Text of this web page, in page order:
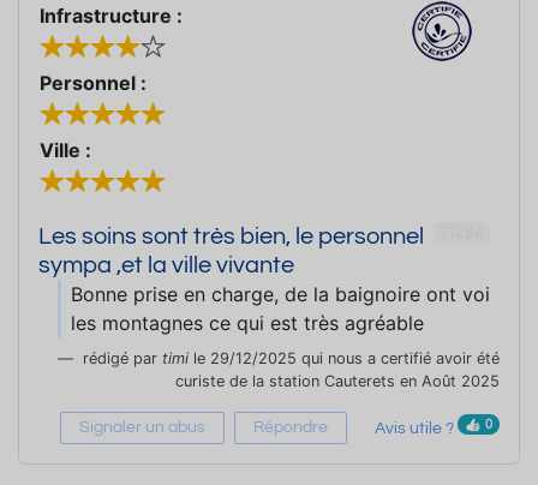
Infrastructure :
Personnel :
Ville :
Les soins sont très bien, le personnel
sympa ,et la ville vivante
Bonne prise en charge, de la baignoire ont voi
les montagnes ce qui est très agréable
rédigé par timi le 29/12/2025 qui nous a certifié avoir été
curiste de la station Cauterets en Août 2025
Signaler un abus Répondre Avis utile ? 0